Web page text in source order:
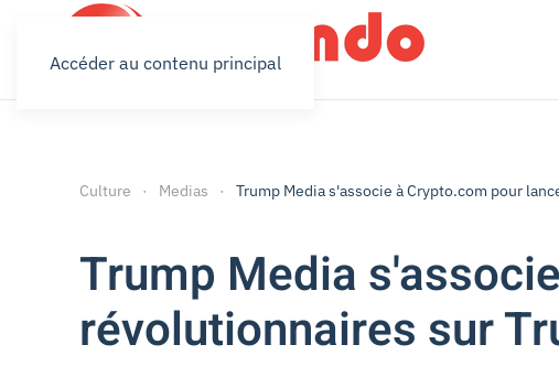
Accéder au contenu principal
Culture Medias Trump Media s'associe à Crypto.com pour
Trump Media
révolutionnaires sur